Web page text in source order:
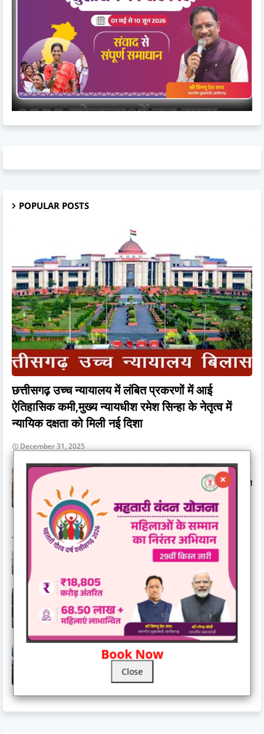
Book Now
Close
POPULAR POSTS
छत्तीसगढ़ उच्च न्यायालय में लंबित प्रकरणों में आई
ऐतिहासिक कमी,मुख्य न्यायधीश रमेश सिन्हा के नेतृत्व में
न्यायिक दक्षता को मिली नई दिशा
December 31, 2025
विश्व विख्यात कथावाचक जया किशोरी का मायरो कथा एवं भजन 9
जनवरी से शहर में, प्रेम सेवा परिवार का आयोजन,मिनोचा कॉलोनी में 9 से
11 जनवरी तक, आयोजित नानी बाई का मायरो
January 03, 2026
घर खरीदने वाले के लिए महत्वपूर्ण जानकारी.......रेरा ने किया अलर्ट
गुरुद्वारा दयालबंद बिलासपुर में गुरु अर्जन देव जी के शहीदी दिवस की
तैयारियाँ पूर्ण, सवा महीने के सुखमनी साहिब पाठ का हुआ समापन
June 15, 2026
जिला स्तरीय राज्योत्सव 2025 : केंद्रीय राज्यमंत्री तोखन साहू ने
दिव्यांगजनों को दिए ट्रायसायकल एवं व्हीलचेयर,ट्रायसायकल और
व्हीलचेयर पाकर खिले दिव्यांगजनों के चेहरे